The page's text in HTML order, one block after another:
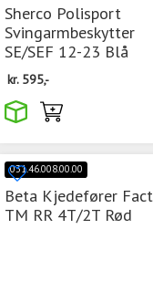
Sherco Polisport
Svingarmbeskytter
SE/SEF 12-23 Blå
kr. 595,-
031.46.008.00.00
Beta Kjedefører
TM RR 4T/2T Rød